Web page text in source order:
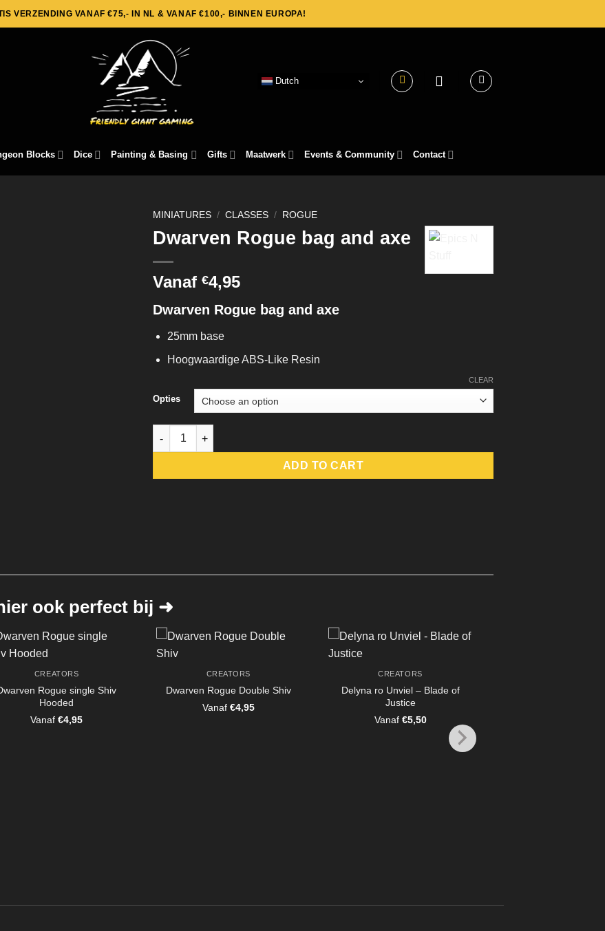
VERZENDING VANAF €75,- IN NL & VANAF €100,- BINNEN EUROPA!
Dutch
Blocks Dice Painting & Basing Gifts Maatwerk Events & Community Contact
MINIATURES / CLASSES / ROGUE
Dwarven Rogue bag and axe
Vanaf €4,95
Dwarven Rogue bag and axe
25mm base
Hoogwaardige ABS-Like Resin
Opties
CLEAR
Dwarven Rogue bag and axe quantity
ADD TO CART
ook perfect bij ➜
CREATORS
Rogue single Shiv
Hooded
Vanaf€4,95
CREATORS
Dwarven Rogue Double Shiv
Vanaf €4,95
CREATORS
Delyna ro Unviel – Blade of
Justice
Vanaf €5,50